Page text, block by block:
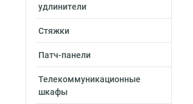
удлинители
Стяжки
Патч-панели
Телекоммуникационные
шкафы